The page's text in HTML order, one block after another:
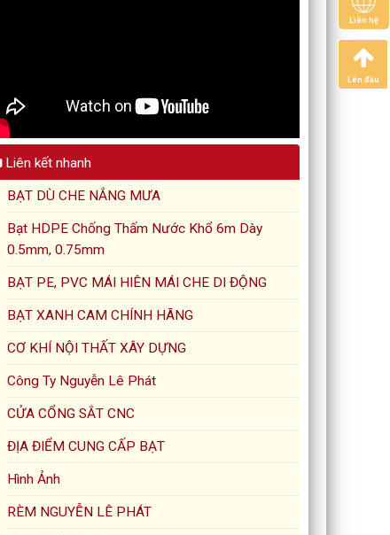
Liên kết nhanh
BẠT DÙ CHE NẮNG MƯA
Bạt HDPE Chống Thấm Nước Khổ 6m Dày
0.5mm, 0.75mm
BẠT PE, PVC MÁI HIÊN MÁI CHE DI ĐỘNG
BẠT XANH CAM CHÍNH HÃNG
CƠ KHÍ NỘI THẤT XÂY DỰNG
Công Ty Nguyễn Lê Phát
CỬA CỔNG SẮT CNC
ĐỊA ĐIỂM CUNG CẤP BẠT
Hình Ảnh
RÈM NGUYỄN LÊ PHÁT
Liên hệ
Lên đầu